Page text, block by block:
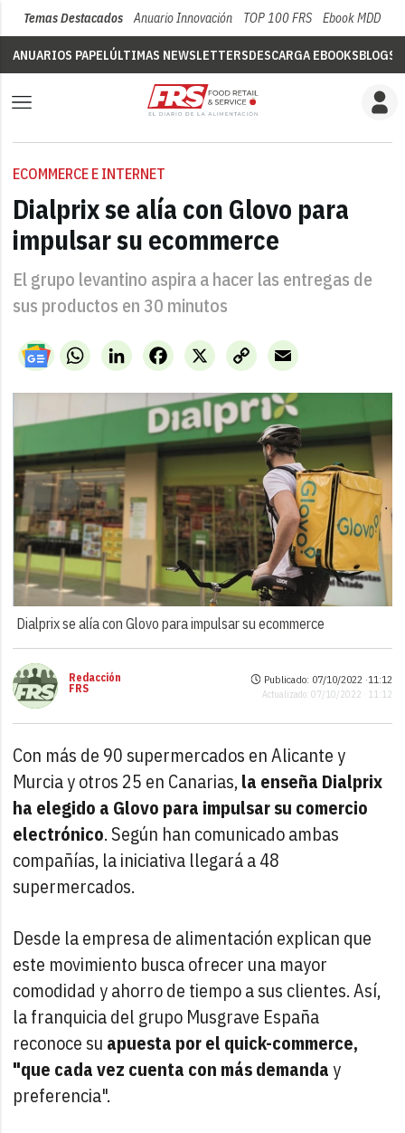
Temas Destacados Anuario Innovación TOP 100 FRS Ebook MDD
ANUARIOS PAPELÚLTIMAS NEWSLETTERSDESCARGA EBOOKSBLOGS
ECOMMERCE E INTERNET
Dialprix se alía con Glovo para
impulsar su ecommerce
El grupo levantino aspira a hacer las entregas de
sus productos en 30 minutos
WhatsAppLinkedIn X
Facebook
Copy
Link
Email
Dialprix se alía con Glovo para impulsar su ecommerce
Redacción
FRS
Publicado: 07/10/2022 ·11:12
Actualizado: 07/10/2022 · 11:12
Con más de 90 supermercados en Alicante y
Murcia y otros 25 en Canarias,la enseña Dialprix
ha elegido a Glovo para impulsar su comercio
electrónico. Según han comunicado ambas
compañías, la iniciativa llegará a 48
supermercados.
Desde la empresa de alimentación explican que
este movimiento busca ofrecer una mayor
comodidad y ahorro de tiempo a sus clientes. Así,
la franquicia del grupo Musgrave España
reconoce su apuesta por el quick-commerce,
"que cada vez cuenta con más demanday
preferencia".